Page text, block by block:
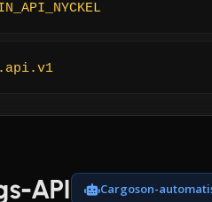
API Cargoson-